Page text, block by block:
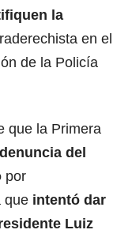
la
en el
de la Policía
que la Primera
del
por
que intentó dar
Luiz